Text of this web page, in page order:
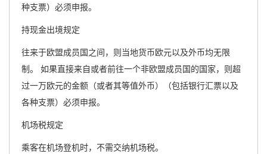
种支票）必须申报。
持现金出境规定
往来于欧盟成员国之间，则当地货币欧元以及外币均无限
制。 如果直接来自或者前往一个非欧盟成员国的国家，则超
过一万欧元的金额（或者其等值外币）（包括银行汇票以及
各种支票）必须申报。
机场税规定
乘客在机场登机时，不需交纳机场税。